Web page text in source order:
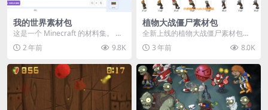
我的世界素材包
这是一个 Minecraft 的材料集。 操
作方法如下： 工具 → 右箭头 怪物...
2 年前 9.8K
植物大战僵尸素材包
全新上线的植物大战僵尸素材包，
内含48个精选资源，涵盖角色、场
景、音效等多样内容...
3 年前 8.0K